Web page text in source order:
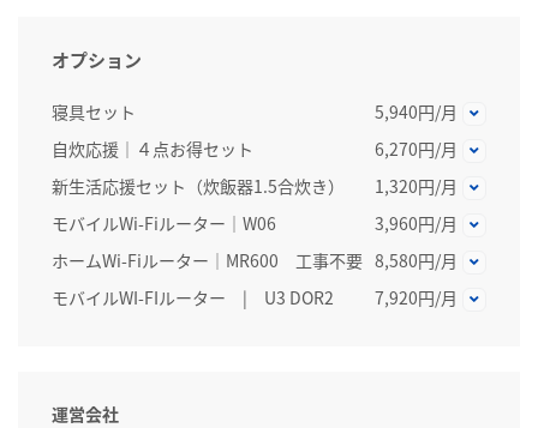
オプション
寝具セット
5,940円/月
自炊応援｜４点お得セット
6,270円/月
新生活応援セット（炊飯器1.5合炊き）
1,320円/月
モバイルWi-Fiルーター｜W06
3,960円/月
ホームWi-Fiルーター│MR600 工事不要 8,580円/月
モバイルWI-FIルーター | U3 DOR2
7,920円/月
運営会社